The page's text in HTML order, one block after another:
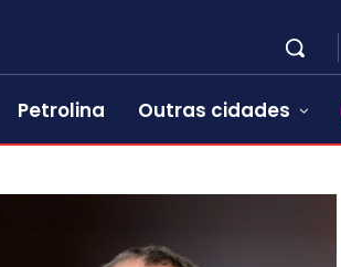
Petrolina Outras cidades